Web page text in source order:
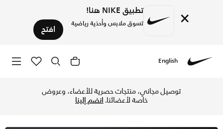
× تطبيق NIKE هنا!
تسوق ملابس وأحذية رياضية افتح
English
توصيل مجاني، منتجات حصرية للأعضاء، وعروض
خاصة لأعضائنا.انضم إلينا